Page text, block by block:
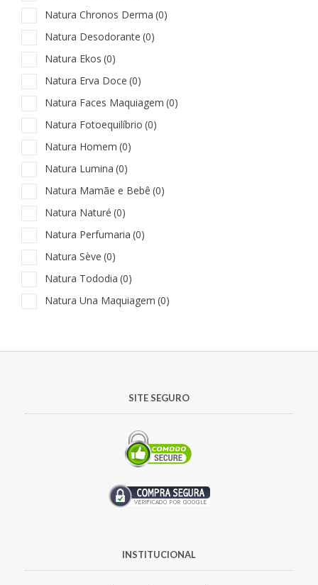
Natura Chronos Derma (0)
Natura Desodorante (0)
Natura Ekos (0)
Natura Erva Doce (0)
Natura Faces Maquiagem (0)
Natura Fotoequilíbrio (0)
Natura Homem (0)
Natura Lumina (0)
Natura Mamãe e Bebê (0)
Natura Naturé (0)
Natura Perfumaria (0)
Natura Sève (0)
Natura Tododia (0)
Natura Una Maquiagem (0)
SITE SEGURO
INSTITUCIONAL